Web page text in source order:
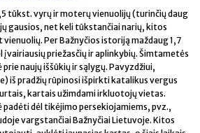
tūkst. vyrų ir moterų vienuolijų (turinčių daug
gausios, net keli tūkstančiai narių, kitos
Per Bažnyčios istoriją maždaug 1,7
priežasčių ir aplinkybių. Šimtametės
naujų iššūkių ir sąlygų. Pavyzdžiui,
iš pradžių rūpinosi išpirkti katalikus vergus
kartais užimdami irkluotojų vietas.
padėti dėl tikėjimo persekiojamiems, pvz.,
vargstančiai Bažnyčiai Lietuvoje. Kitos